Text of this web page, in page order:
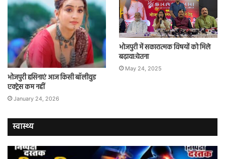
भोजपुरी हसिनाएं आज किसी बॉलीवुड
एक्ट्रेस कम नहीं
January 24, 2026
भोजपुरी में सकारात्मक विषयों को मिले
बढ़ावा:चेतना
May 24, 2025
स्वास्थ्य